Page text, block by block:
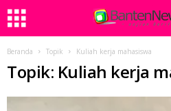
Beranda Topik Kuliah kerja mahasiswa
Topik: Kuliah kerja